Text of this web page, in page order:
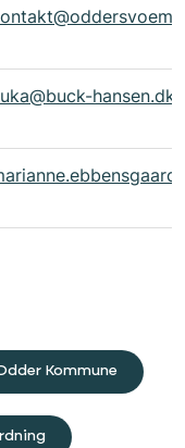
hansen.dk
Kommune